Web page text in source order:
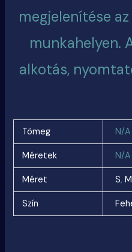
megjelenítése
munkahelyen.
alkotás,
Tömeg N/A
Méretek N/A
Méret S, M
Szín